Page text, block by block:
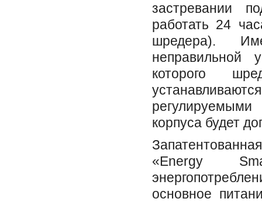
застревании
работать 24
шредера).
неправильной
которого
корпуса будет
«Energy
основное